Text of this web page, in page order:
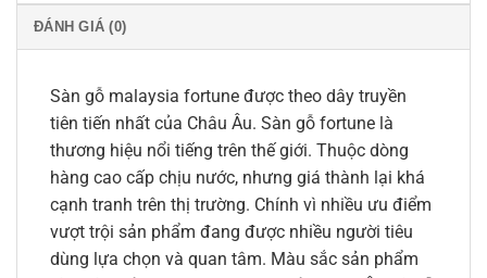
ĐÁNH GIÁ (0)
Sàn gỗ malaysia fortune được theo dây truyền
tiên tiến nhất của Châu Âu. Sàn gỗ fortune là
thương hiệu nổi tiếng trên thế giới. Thuộc dòng
hàng cao cấp chịu nước, nhưng giá thành lại khá
cạnh tranh trên thị trường. Chính vì nhiều ưu điểm
vượt trội sản phẩm đang được nhiều người tiêu
dùng lựa chọn và quan tâm. Màu sắc sản phẩm